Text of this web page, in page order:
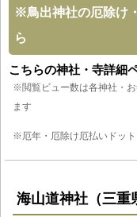
※鳥出神社の厄除け
ら
こちらの神社・寺詳細
※閲覧ビュー数は各神社・
ます
※厄年・厄除け厄払いドッ
海山道神社（三重